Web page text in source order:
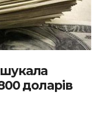
доларів